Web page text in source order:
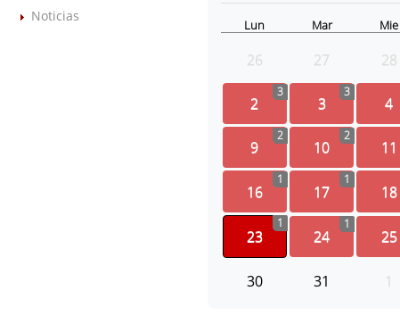
Noticias
Lun Mar Mie
26 27 28
2
3
3
3
4
9
2
10
2
11
16
1
17
1
18
23
1
24
1
25
30 31 1